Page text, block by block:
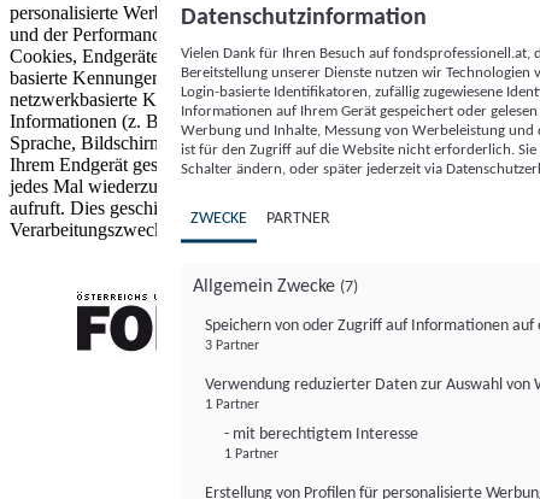
personalisierte Werbung und Inhalte, Messung von Werbeleistung
und der Performance von Inhalten sowie Zielgruppenforschung.
Cookies, Endgeräte- oder ähnliche Online-Kennungen (z. B. login-
basierte Kennungen, zufällig generierte Kennungen,
netzwerkbasierte Kennungen) können zusammen mit anderen
Informationen (z. B. Browsertyp und Browserinformationen,
Sprache, Bildschirmgröße, unterstützte Technologien usw.) auf
Ihrem Endgerät gespeichert oder von dort ausgelesen werden, um es
jedes Mal wiederzuerkennen, wenn es eine App oder einer Webseite
aufruft. Dies geschieht für einen oder mehrere der hier aufgeführten
Verarbeitungszwecke.
Datenschutzinformation
Vielen Dank für Ihren Besuch auf
Bereitstellung unserer Dienste nutzen wir Technologien
Login-basierte Identifikatoren, zufällig zugewiesene
Informationen auf Ihrem Gerät gespeichert oder
Werbung und Inhalte, Messung von Werbeleistung
ist für den Zugriff auf die Website nicht erforderlich.
Schalter ändern, oder später jederzeit via
ZWECKE PARTNER
Allgemein Zwecke (7)
Speichern von oder Zugriff auf Informationen auf
3 Partner
Verwendung reduzierter Daten zur Auswahl von
1 Partner
- mit berechtigtem Interesse
1 Partner
Erstellung von Profilen für personalisierte
FONDS professionell